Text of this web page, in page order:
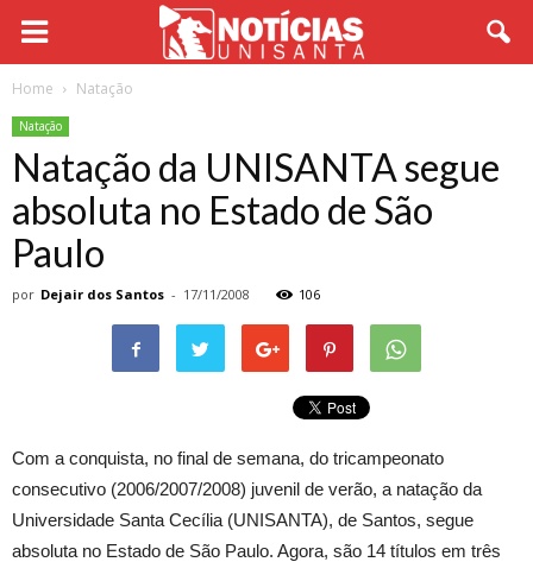
Home Natação
Natação
Natação da UNISANTA segue
absoluta no Estado de São
Paulo
por Dejair dos Santos - 17/11/2008 106
Com a conquista, no final de semana, do tricampeonato
consecutivo (2006/2007/2008) juvenil de verão, a natação da
Universidade Santa Cecília (UNISANTA), de Santos, segue
absoluta no Estado de São Paulo. Agora, são 14 títulos em três